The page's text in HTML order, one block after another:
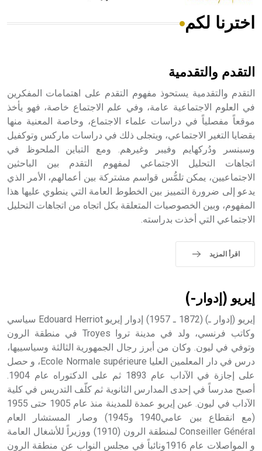
هل تعلم أن الأبسيد كلمة فرنسية اللفظ تم اعتمادها مصطلحاً
- هل تعلم أن أبجر Abgar اسم معروف جيداً يعود إلى عدد من
الملوك الذين حكموا مدينة إديسا (الرها) من أبجر الأول وحتى
التاسع، وهم ينتسبون إلى أسرة أوسروين
- هل تعلم أن الأبجدية الكنعانية تتألف من /22/ علامة كتابية
sign تكتب منفصلة غير متصلة، وتعتمد المبدأ الأكوروفوني،
اخترنا لكم
التقدم والتقدمية
التقدم والتقدمية يستحوذ مفهوم التقدم على اهتمامات المفكرين
في العلوم الاجتماعية عامة، وفي علم الاجتماع خاصة، فهو يأخذ
موقعاً مفصلياً في دراسات علماء الاجتماع، وخاصة المعنية منها
بقضايا التغير الاجتماعي، ويتجلى ذلك في دراسات ماركس وتوكفيل
وسبنسر ودُركهايم وفيبر وغيرهم. ومع التباين الملحوظ في
اتجاهات التحليل الاجتماعي لمفهوم التقدم بين الباحثين
الاجتماعيين، يمكن تلمُّس قواسم مشتركة بين أعمالهم، الأمر الذي
يدعو إلى ضرورة التمييز بين الخطوط العامة التي ينطوي عليها هذا
المفهوم، وبين الخصوصيات المتعلقة بكل اتجاه من اتجاهات التحليل
الاجتماعي التي أخذت بدراسته.
اقرأ المزيد
إيريو (إدوار-)
إيريو (إدوار ـ) (1872 ـ 1957) إدوار إيريو Edouard Herriot سياسي
وكاتب فرنسي، ولد في مدينة تروا Troyes في منطقة الرون
وتوفي في ليون. وكان من أبرز رجال الجمهورية الثالثة وسياسييها،
درس في دار المعلمين العليا Ecole Normale supérieure، و حصل
على إجازة في الآداب عام 1893 ثم على الدكتوراه عام 1904.
أصبح مدرساً في إحدى المدارس الثانوية ثم كلّف التدريس في كلية
الآداب في ليون. عين إيريو عمدة للمدينة منذ عام 1905 حتى 1955
(مع انقطاع بين عامي1940 و1945) وصار المستشار العام
Conseiller Général لمنطقة الرون (1910) ووزيراً للأشغال العامة
و المواصلات عام 1916ونائباً في مجلس النواب عن منطقة الرون